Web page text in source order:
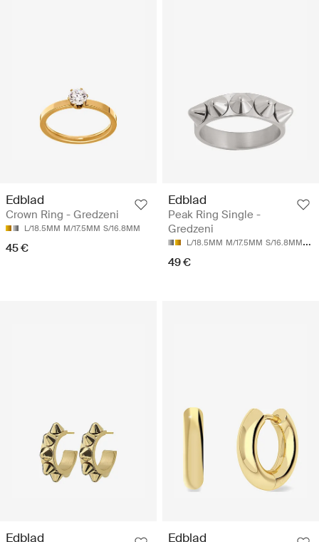
Edblad
Crown Ring - Gredzeni
L/18.5MM M/17.5MM S/16.8MM
45 €
Edblad
Peak Ring Single -
Gredzeni
L/18.5MM M/17.5MM S/16.8MM
49 €
Edblad Edblad